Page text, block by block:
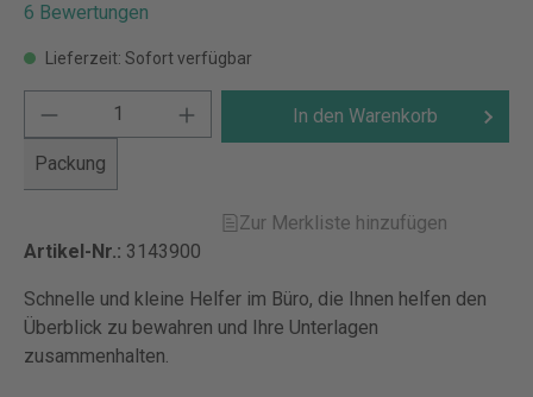
6 Bewertungen
Lieferzeit: Sofort verfügbar
Packung
In den Warenkorb
Zur Merkliste hinzufügen
Artikel-Nr.: 3143900
Schnelle und kleine Helfer im Büro, die Ihnen helfen den
Überblick zu bewahren und Ihre Unterlagen
zusammenhalten.